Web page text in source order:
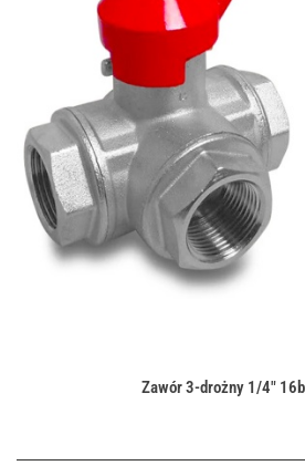
Zawór 3-drożny 1/4"